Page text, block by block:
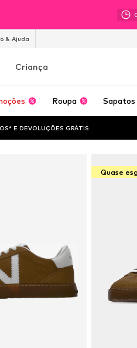
& Ajuda
Criança
Roupa Sapatos
E DEVOLUÇÕES GRÁTIS
Quase